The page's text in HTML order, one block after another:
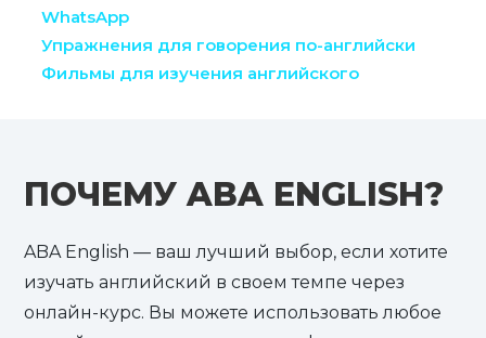
WhatsApp
Упражнения для говорения по-английски
Фильмы для изучения английского
ПОЧЕМУ ABA ENGLISH?
ABA English — ваш лучший выбор, если хотите
изучать английский в своем темпе через
онлайн-курс. Вы можете использовать любое